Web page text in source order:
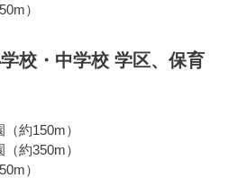
）
校・中学校 学区、保育
約150m）
約350m）
）